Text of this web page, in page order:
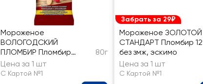
Мороженое
ВОЛОГОДСКИЙ
ПЛОМБИР Пломбир
шоколадный с
малиновым
80г
Цена за 1 шт
С Картой №1
Забрать за 29₽
Мороженое ЗОЛОТОЙ
СТАНДАРТ Пломбир
без змж, эскимо
Цена за 1 шт
С Картой №1